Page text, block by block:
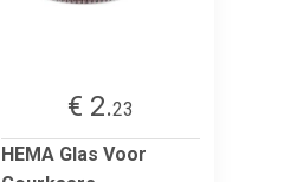
€ 2.23
HEMA Glas Voor